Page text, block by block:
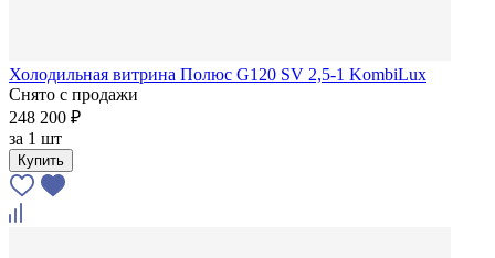
Холодильная витрина Полюс G120 SV 2,5-1 KombiLux
Снято с продажи
248 200 ₽
за 1 шт
Купить